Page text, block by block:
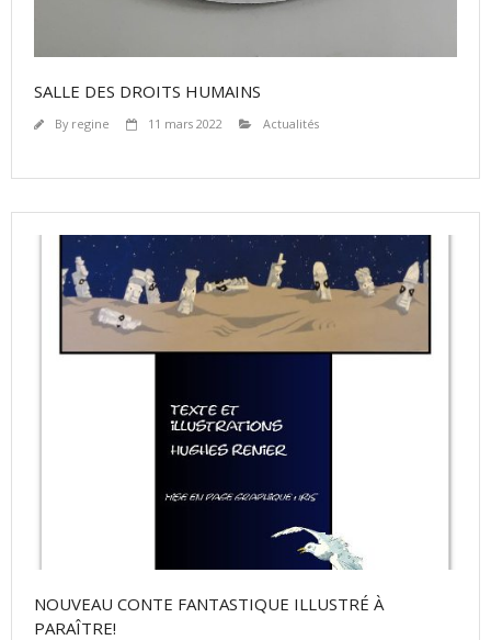
SALLE DES DROITS HUMAINS
By regine 11 mars 2022 Actualités
NOUVEAU CONTE FANTASTIQUE ILLUSTRÉ À
PARAÎTRE!